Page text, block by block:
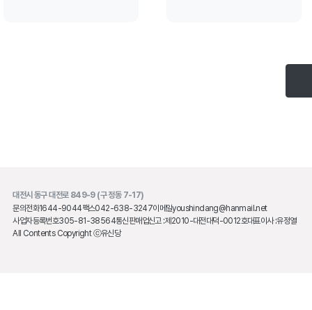
대전시 동구 대전로 849-9 (구 정동 7-17)
문의전화1644-9044팩스042-638-3247이메일youshindang@hanmail.net
사업자등록번호305-81-38564통신판매업신고 :제2010-대전대덕-0012호대표이사 :유정열
All Contents Copyright ⓒ유신당